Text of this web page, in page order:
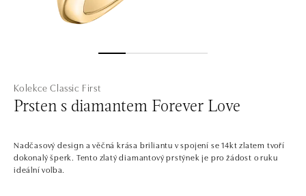
Kolekce Classic First
Prsten s diamantem Forever Love
Nadčasový design a věčná krása briliantu v spojení se 14kt zlatem tvoří
dokonalý šperk. Tento zlatý diamantový prstýnek je pro žádost o ruku
ideální volba.